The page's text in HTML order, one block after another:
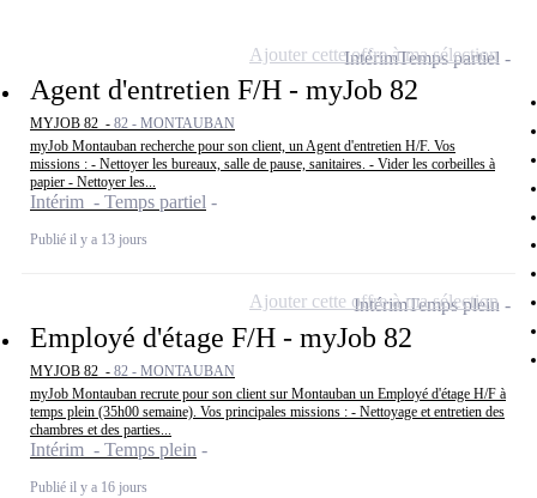
Agent d'entretien F/H - myJob 82
MYJOB 82 - 82 - MONTAUBAN
myJob Montauban recherche pour son client, un Agent d'entretien H/F. Vos
missions : - Nettoyer les bureaux, salle de pause, sanitaires. - Vider les corbeilles à
papier - Nettoyer les...
Intérim - Temps partiel
Publié il y a 13 jours
IntérimTemps partiel
Ajouter cette offre à ma sélection
Employé d'étage F/H - myJob 82
MYJOB 82 - 82 - MONTAUBAN
myJob Montauban recrute pour son client sur Montauban un Employé d'étage H/F à
temps plein (35h00 semaine). Vos principales missions : - Nettoyage et entretien des
chambres et des parties...
Intérim - Temps plein
Publié il y a 16 jours
IntérimTemps plein
Ajouter cette offre à ma sélection